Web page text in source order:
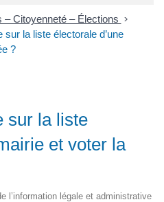
– Citoyenneté – Élections >
sur la liste électorale d’une
?
sur la liste
et voter la
l’information légale et administrative